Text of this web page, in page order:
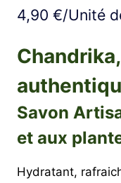
basé sur
notations
4,90 €/Unité
Savon
et aux
Hydratant,